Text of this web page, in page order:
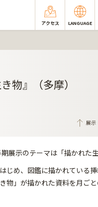
アクセス LANGUAGE
物』（多摩）
展示
展示のテーマは「描かれた生
じめ、図鑑に描かれている
物」が描かれた資料を月ご